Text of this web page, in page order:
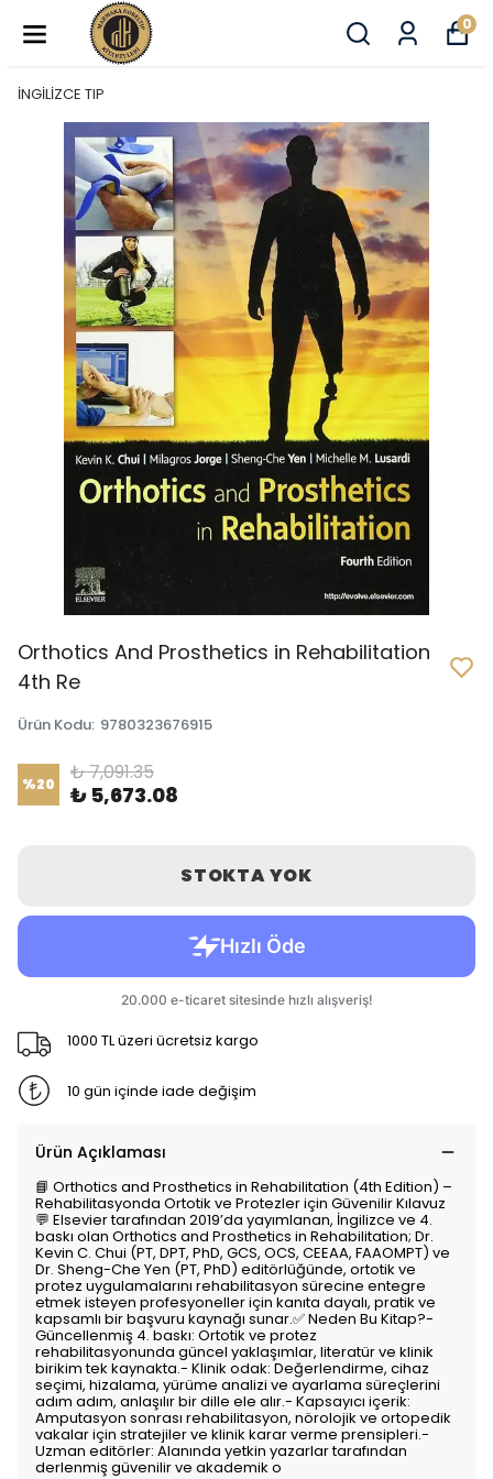
0
İNGİLİZCE TIP
Orthotics And Prosthetics in Rehabilitation
4th Re
Ürün Kodu: 9780323676915
%20 ₺ 7,091.35
₺ 5,673.08
STOKTA YOK
1000 TL üzeri ücretsiz kargo
10 gün içinde iade değişim
Ürün Açıklaması
📘 Orthotics and Prosthetics in Rehabilitation (4th Edition) –
Rehabilitasyonda Ortotik ve Protezler için Güvenilir Kılavuz
💬 Elsevier tarafından 2019’da yayımlanan, İngilizce ve 4.
baskı olan Orthotics and Prosthetics in Rehabilitation; Dr.
Kevin C. Chui (PT, DPT, PhD, GCS, OCS, CEEAA, FAAOMPT) ve
Dr. Sheng-Che Yen (PT, PhD) editörlüğünde, ortotik ve
protez uygulamalarını rehabilitasyon sürecine entegre
etmek isteyen profesyoneller için kanıta dayalı, pratik ve
kapsamlı bir başvuru kaynağı sunar.✅ Neden Bu Kitap?-
Güncellenmiş 4. baskı: Ortotik ve protez
rehabilitasyonunda güncel yaklaşımlar, literatür ve klinik
birikim tek kaynakta.- Klinik odak: Değerlendirme, cihaz
seçimi, hizalama, yürüme analizi ve ayarlama süreçlerini
adım adım, anlaşılır bir dille ele alır.- Kapsayıcı içerik:
Amputasyon sonrası rehabilitasyon, nörolojik ve ortopedik
vakalar için stratejiler ve klinik karar verme prensipleri.-
Uzman editörler: Alanında yetkin yazarlar tarafından
derlenmiş güvenilir ve akademik o